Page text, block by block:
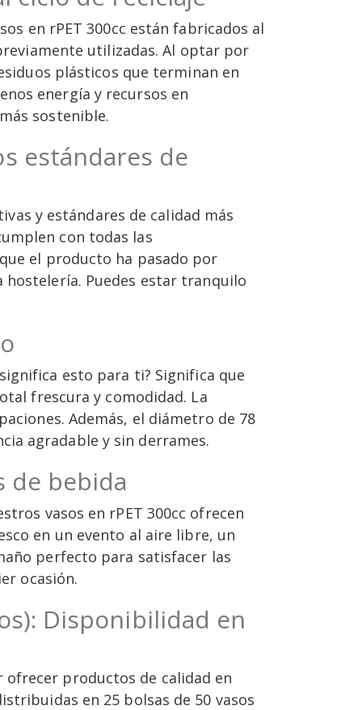
en rPET 300cc están fabricados al
utilizadas. Al optar por
plásticos que terminan en
energía y recursos en
sostenible.
estándares de
y estándares de calidad más
con todas las
el producto ha pasado por
hostelería. Puedes estar tranquilo
esto para ti? Significa que
frescura y comodidad. La
Además, el diámetro de 78
agradable y sin derrames.
de bebida
vasos en rPET 300cc ofrecen
en un evento al aire libre, un
perfecto para satisfacer las
ocasión.
Disponibilidad en
ofrecer productos de calidad en
en 25 bolsas de 50 vasos